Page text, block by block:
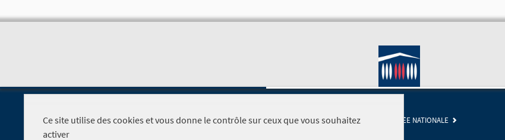
SITE DE L'ASSEMBLÉE NATIONALE
Ce site utilise des cookies et vous donne le contrôle sur ceux que vous souhaitez
activer